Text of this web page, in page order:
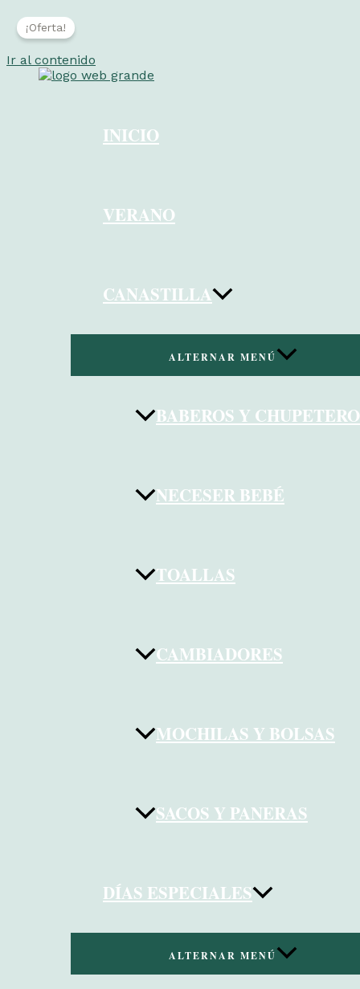
Ir al contenido
INICIO
VERANO
CANASTILLA
ALTERNAR MENÚ
BABEROS Y
NECESER BEBÉ
TOALLAS
CAMBIADORES
MOCHILAS Y BOLSAS
SACOS Y PANERAS
DÍAS ESPECIALES
ALTERNAR MENÚ
¡Oferta!